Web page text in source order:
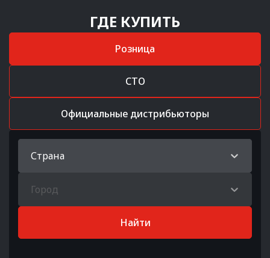
ГДЕ КУПИТЬ
Розница
СТО
Официальные дистрибьюторы
Страна
Город
Найти